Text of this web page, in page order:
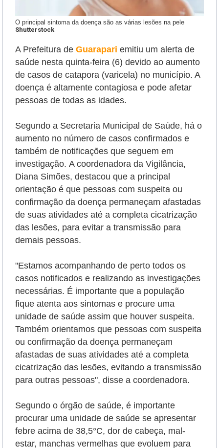
O principal sintoma da doença são as várias lesões na pele
Shutterstock
A Prefeitura de Guarapari emitiu um alerta de
saúde nesta quinta-feira (6) devido ao aumento
de casos de catapora (varicela) no município. A
doença é altamente contagiosa e pode afetar
pessoas de todas as idades.
Segundo a Secretaria Municipal de Saúde, há o
aumento no número de casos confirmados e
também de notificações que seguem em
investigação. A coordenadora da Vigilância,
Diana Simões, destacou que a principal
orientação é que pessoas com suspeita ou
confirmação da doença permaneçam afastadas
de suas atividades até a completa cicatrização
das lesões, para evitar a transmissão para
demais pessoas.
"Estamos acompanhando de perto todos os
casos notificados e realizando as investigações
necessárias. É importante que a população
fique atenta aos sintomas e procure uma
unidade de saúde assim que houver suspeita.
Também orientamos que pessoas com suspeita
ou confirmação da doença permaneçam
afastadas de suas atividades até a completa
cicatrização das lesões, evitando a transmissão
para outras pessoas", disse a coordenadora.
Segundo o órgão de saúde, é importante
procurar uma unidade de saúde se apresentar
febre acima de 38,5°C, dor de cabeça, mal-
estar, manchas vermelhas que evoluem para